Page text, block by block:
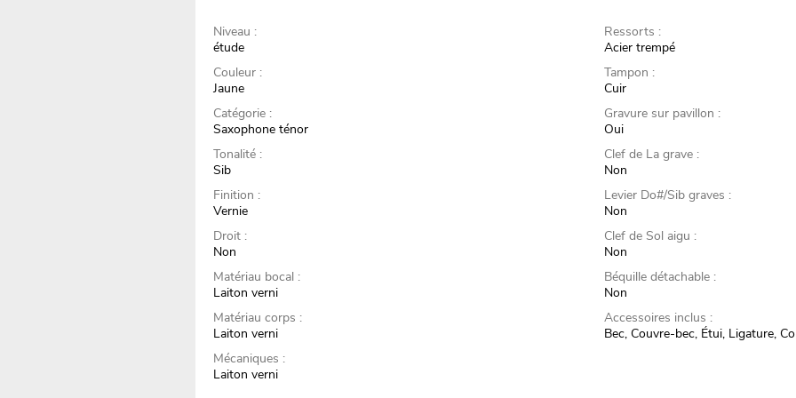
Niveau :
étude
Couleur :
Jaune
Catégorie :
Saxophone ténor
Tonalité :
Sib
Finition :
Vernie
Droit :
Non
Matériau bocal :
Laiton verni
Matériau corps :
Laiton verni
Mécaniques :
Laiton verni
Ressorts :
Acier trempé
Tampon :
Cuir
Gravure sur pavillon :
Oui
Clef de La grave :
Non
Levier Do#/Sib graves :
Non
Clef de Sol aigu :
Non
Béquille détachable :
Non
Accessoires inclus :
Bec, Couvre-bec, Étui, Ligature,